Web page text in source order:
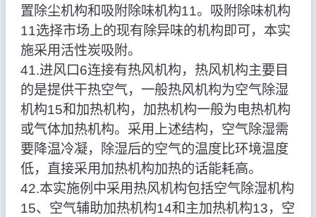
置除尘机构和吸附除味机构11。吸附除味机构
11选择市场上的现有除异味的机构即可，本实
施采用活性炭吸附。
41.进风口6连接有热风机构，热风机构主要目
的是提供干热空气，一般热风机构为空气除湿
机构15和加热机构，加热机构一般为电热机构
或气体加热机构。采用上述结构，空气除湿需
要降温冷凝，除湿后的空气的温度比环境温度
低，直接采用加热机构加热的话能耗高。
42.本实施例中采用热风机构包括空气除湿机构
15、空气辅助加热机构14和主加热机构13，空